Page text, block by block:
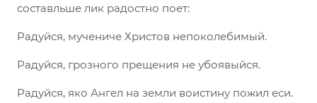
составльше лик радостно поет:
Радуйся, мучениче Христов непоколебимый.
Радуйся, грозного прещения не убоявыйся.
Радуйся, яко Ангел на земли воистину пожил еси.